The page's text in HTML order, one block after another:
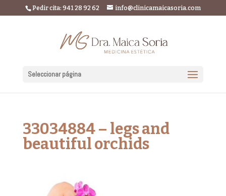
Pedir cita: 941 28 92 62 info@clinicamaicasoria.com
Seleccionar página
33034884 – legs and
beautiful orchids